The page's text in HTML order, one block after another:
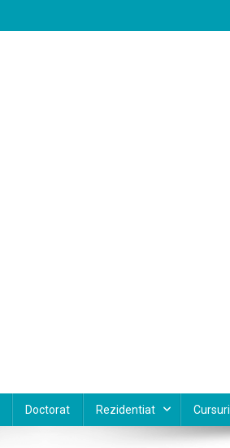
Doctorat Rezidentiat Cursuri